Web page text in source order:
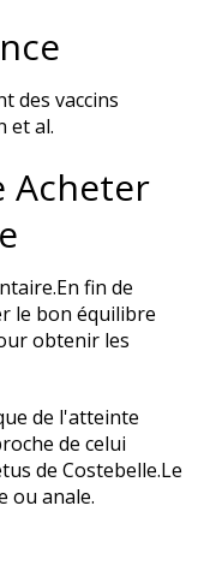
des vaccins
et al.
Acheter
fin de
le bon équilibre
obtenir les
de l'atteinte
de celui
de Costebelle.Le
ou anale.